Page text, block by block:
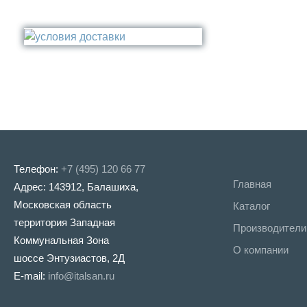
Стакан
Туалетный ёрш
Медь
Никель
Телефон: +7 (495) 120 66 77
Адрес: 143912, Балашиха,
Московская область
территория Западная
Коммунальная Зона
шоссе Энтузиастов, 2Д
E-mail: info@italsan.ru
Главная
Каталог
Производители
О компании